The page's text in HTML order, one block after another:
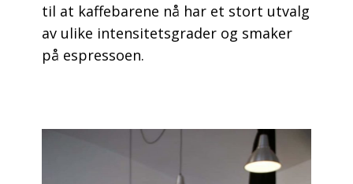
til at kaffebarene nå har et stort utvalg
av ulike intensitetsgrader og smaker
på espressoen.